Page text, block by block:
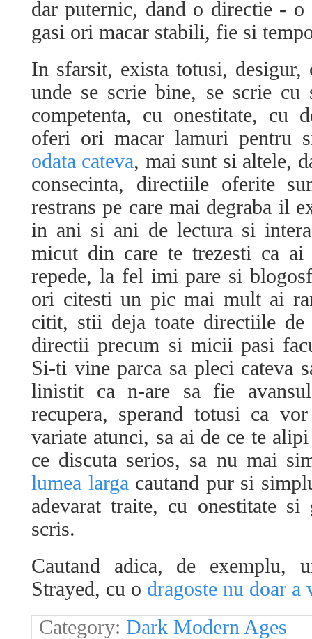
dar puternic, dand o directie -
gasi ori macar stabili, fie si
In sfarsit, exista totusi, desigur,
unde se scrie bine, se scrie cu
competenta, cu onestitate, cu
oferi ori macar lamuri pentru
odata cateva, mai sunt si altele,
consecinta, directiile oferite
restrans pe care mai degraba il
in ani si ani de lectura si
micut din care te trezesti ca
repede, la fel imi pare si
ori citesti un pic mai mult ai
citit, stii deja toate directiile de
directii precum si micii pasi
Si-ti vine parca sa pleci cateva
linistit ca n-are sa fie
recupera, sperand totusi ca
variate atunci, sa ai de ce te
ce discuta serios, sa nu mai
lumea largacautand pur si
adevarat traite, cu onestitate si
scris.
Cautand adica, de exemplu,
Strayed, cu o dragoste nu doar a
Category: Dark Modern Ages